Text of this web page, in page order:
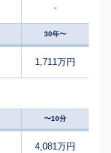
-
30年〜
1,711万円
〜10分
4,081万円